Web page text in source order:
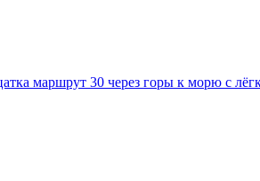
маршрут 30 через горы к морю с